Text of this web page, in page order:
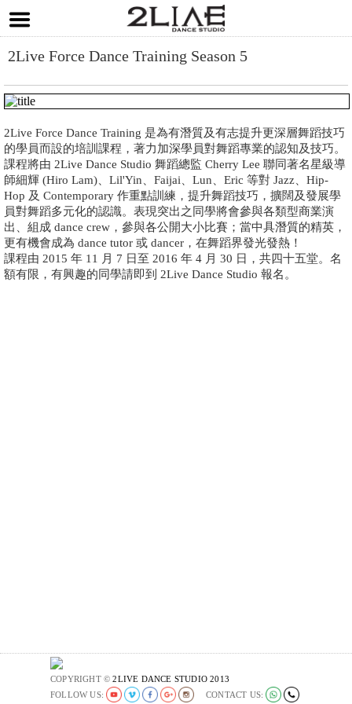
2Live Force Dance Training Season 5
2Live Force Dance Training 是為有潛質及有志提升更深層舞蹈技巧
的學員而設的培訓課程，著力加深學員對舞蹈專業的認知及技巧。
課程將由 2Live Dance Studio 舞蹈總監 Cherry Lee 聯同著名星級導
師細輝 (Hiro Lam)、Lil'Yin、Faijai、Lun、Eric 等對 Jazz、Hip-
Hop 及 Contemporary 作重點訓練，提升舞蹈技巧，擴闊及發展學
員對舞蹈多元化的認識。表現突出之同學將會參與各類型商業演
出、組成 dance crew，參與各公開大小比賽；當中具潛質的精英，
更有機會成為 dance tutor 或 dancer，在舞蹈界發光發熱！
課程由 2015 年 11 月 7 日至 2016 年 4 月 30 日，共四十五堂。名
額有限，有興趣的同學請即到 2Live Dance Studio 報名。
COPYRIGHT ©2LIVE DANCE STUDIO 2013
FOLLOW US:
CONTACT US: